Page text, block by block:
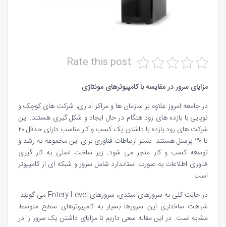
Rate this post
مزایای سرور در مقایسه با کامپیوترهای مونتاژی
در جامعه امروز علاوه بر سازمان ها و مراکز اداری، شرکت های کوچک و
نوپایی با بازده های زود هنگام در حال ایجاد و شکل گیری هستند. این
شرکت های زود بازده با داشتن یک کسب و کار مناسب دارای حدقل ۲۰
تا ۳۰ پرسنل هستند. بستر ارتباطات فناوری برای این مجموعه به رشد و
توسعه کسب و کار منجر می شود. زیر ساخت اصلی به کار گیری
فناوری اطلاعات به صورت استاندارد شامل سرور و شبکه ای از کامپیوتر
است.
در حالت کلی به سرورهای مبتدی، سرورهای Entery Level می گویند.
شباهت ساختاری این سرورها بسیار به کامپیوترهای سطح متوسط
مشابه است. در این مقاله سعی داریم تا مزایای داشتن یک سرور را در